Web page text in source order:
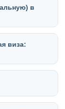
в
виза: